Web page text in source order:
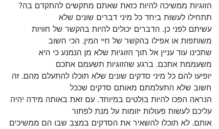
הזוגיות ממשיכה להיות כזאת שאתם מתקשים להתקדם בה?
תתחילו לעשות ביחד כל מיני דברים שונים שלא
עשיתם לפני כן. הדברים יכולים להיות בהקשר של חוויות
משותפות או אפילו בהקשר של חיי המין. הכי חשוב
שתכינו עוד עניין אל תוך הזוגיות שלא מן הנמנע כי היא
משעממת אתכם. ברגע שהזוגיות תשעמם אתכם
יופיעו להם כל מיני סדקים שונים שלא תוכלו להתעלם מהם. זה
חשוב שלא התעלמתם מאותם סדקים שככל
הנראה הפכו להיות בולטים במיוחד. עם זאת באותה מידה יהיה
עליכם לעשות פעולות יזומות על מנת לפתור
אותם. לא תוכלו להשאיר את הסדקים במצב שבו הם ממשיכים